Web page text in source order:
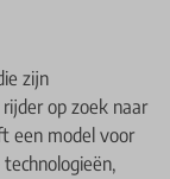
zijn
op zoek naar
een model voor